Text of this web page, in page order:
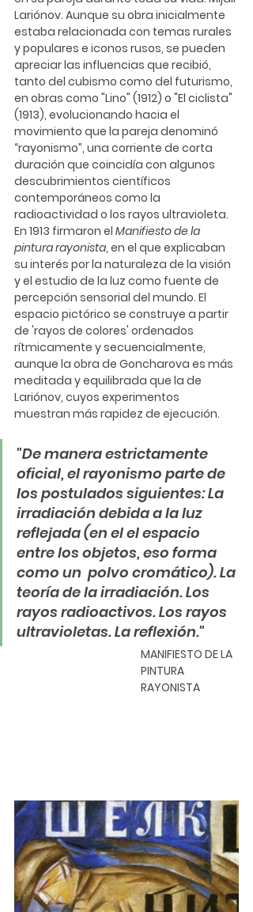
Lariónov. Aunque su obra inicialmente
estaba relacionada con temas rurales
y populares e iconos rusos, se pueden
apreciar las influencias que recibió,
tanto del cubismo como del futurismo,
en obras como "Lino" (1912) o "El ciclista"
(1913), evolucionando hacia el
movimiento que la pareja denominó
“rayonismo”, una corriente de corta
duración que coincidía con algunos
descubrimientos científicos
contemporáneos como la
radioactividad o los rayos ultravioleta.
En 1913 firmaron el Manifiesto de la
pintura rayonista, en el que explicaban
su interés por la naturaleza de la visión
y el estudio de la luz como fuente de
percepción sensorial del mundo. El
espacio pictórico se construye a partir
de 'rayos de colores' ordenados
rítmicamente y secuencialmente,
aunque la obra de Goncharova es más
meditada y equilibrada que la de
Lariónov, cuyos experimentos
muestran más rapidez de ejecución.
"De manera estrictamente
oficial, el rayonismo parte de
los postulados siguientes: La
irradiación debida a la luz
reflejada (en el el espacio
entre los objetos, eso forma
como un  polvo cromático). La
teoría de la irradiación. Los
rayos radioactivos. Los rayos
ultravioletas. La reflexión."
MANIFIESTO DE LA
PINTURA
RAYONISTA